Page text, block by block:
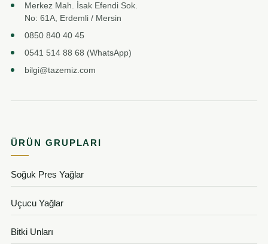
Merkez Mah. İsak Efendi Sok.
No: 61A, Erdemli / Mersin
0850 840 40 45
0541 514 88 68 (WhatsApp)
bilgi@tazemiz.com
ÜRÜN GRUPLARI
Soğuk Pres Yağlar
Uçucu Yağlar
Bitki Unları